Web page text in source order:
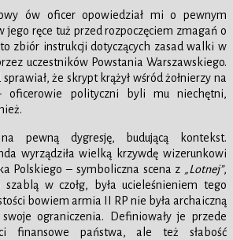
ów oficer opowiedział mi o pewnym
jego ręce tuż przed rozpoczęciem zmagań o
to zbiór instrukcji dotyczących zasad walki w
uczestników Powstania Warszawskiego.
że skrypt krążył wśród żołnierzy na
oficerowie polityczni byli mu niechętni,
pewną dygresję, budującą kontekst.
wyrządziła wielką krzywdę wizerunkowi
Polskiego – symboliczna scena z „Lotnej”,
szablą w czołg, była ucieleśnieniem tego
bowiem armia II RP nie była archaiczną
ograniczenia. Definiowały je przede
finansowe państwa, ale też słabość